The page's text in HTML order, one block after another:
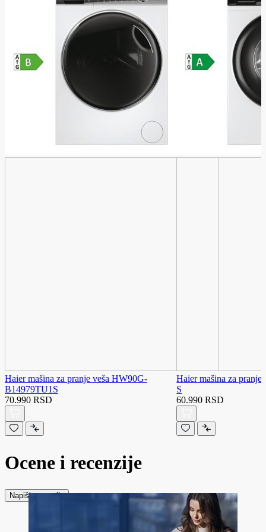
Haier mašina za pranje veša HW90G-
B14979TU1S
70.990 RSD
Haier mašina za
S
60.990 RSD
Ocene i recenzije
Napiši recenziju